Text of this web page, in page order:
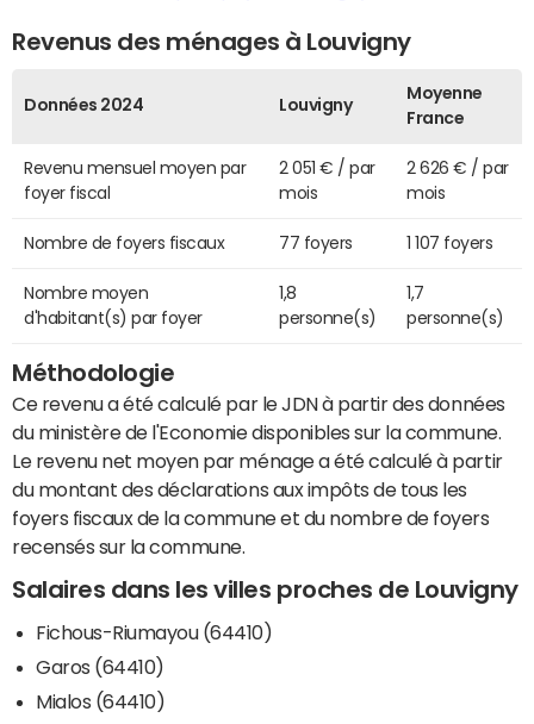
Revenus des ménages à Louvigny
Données 2024 Louvigny
Moyenne
France
Revenu mensuel moyen par
foyer fiscal
2 051 € / par
mois
2 626 € / par
mois
Nombre de foyers fiscaux 77 foyers 1 107 foyers
Nombre moyen
d'habitant(s) par foyer
1,8
personne(s)
1,7
personne(s)
Méthodologie
Ce revenu a été calculé par le JDN à partir des données
du ministère de l'Economie disponibles sur la commune.
Le revenu net moyen par ménage a été calculé à partir
du montant des déclarations aux impôts de tous les
foyers fiscaux de la commune et du nombre de foyers
recensés sur la commune.
Salaires dans les villes proches de Louvigny
Fichous-Riumayou (64410)
Garos (64410)
Mialos (64410)